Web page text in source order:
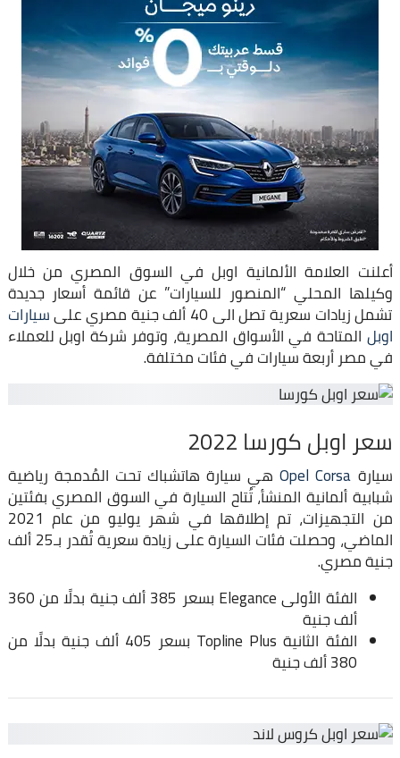
أعلنت العلامة الألمانية اوبل في السوق المصري من خلال
وكيلها المحلي “المنصور للسيارات” عن قائمة أسعار جديدة
تشمل زيادات سعرية تصل الى 40 ألف جنية مصري على سيارات
اوبل المتاحة في الأسواق المصرية، وتوفر شركة اوبل للعملاء
في مصر أربعة سيارات في فئات مختلفة.
سعر اوبل كورسا 2022
سيارة Opel Corsaهي سيارة هاتشباك تحت المُدمجة رياضية
شبابية ألمانية المنشأ، تُتاح السيارة في السوق المصري بفئتين
من التجهيزات، تم إطلاقها في شهر يوليو من عام 2021
الماضي، وحصلت فئات السيارة على زيادة سعرية تُقدر بـ25 ألف
جنية مصري.
الفئة الأولى Elegance بسعر 385 ألف جنية بدلًا من 360
ألف جنية
الفئة الثانية Topline Plus بسعر 405 ألف جنية بدلًا من
380 ألف جنية